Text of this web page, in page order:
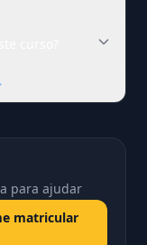
para ajudar
matricular